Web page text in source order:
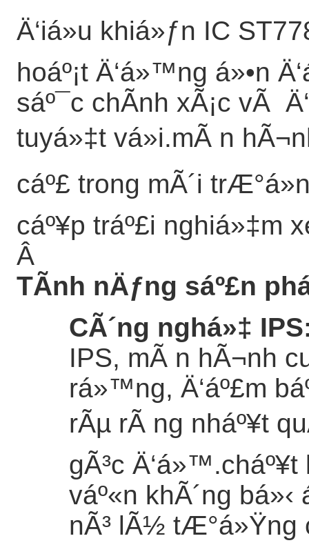
Ä‘iá»u khiá»ƒn IC
hoáº¡t Ä‘á»™ng á»•n
sáº¯c chÃ­nh xÃ¡c vÃ
tuyá»‡t vá»i.mÃ n
cáº£ trong mÃ´i
cáº¥p tráº£i nghiá»‡m
Â
TÃ­nh nÄƒng sáº£n
CÃ´ng nghá»‡ IPS
IPS, mÃ n hÃ¬nh
rá»™ng, Ä‘áº£m
rÃµ rÃ ng nháº¥t
gÃ³c
váº«n khÃ´ng
nÃ³ lÃ½ tÆ°á»Ÿng